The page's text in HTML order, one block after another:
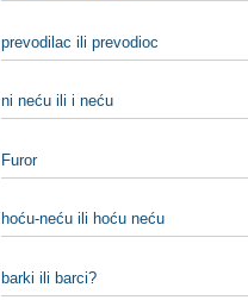
prevodilac ili prevodioc
ni neću ili i neću
Furor
hoću-neću ili hoću neću
barki ili barci?